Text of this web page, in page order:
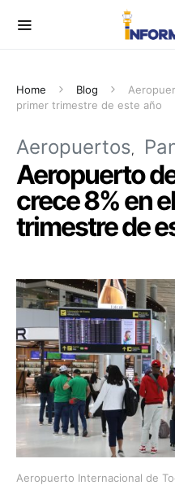
Home Blog
primer trimestre de este año
Aeropuertos
Aeropuerto
crece 8% en
trimestre de
Aeropuerto Internacional de